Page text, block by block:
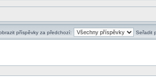
příspěvky za předchozí: Seřadit